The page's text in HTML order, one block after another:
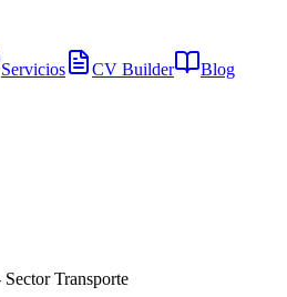
Servicios CV Builder Blog
Transporte